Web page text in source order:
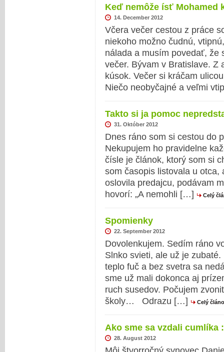
Keď nemôže ísť Mohamed
14. December 2012
Včera večer cestou z práce
niekoho možno čudnú,
nálada a musím povedať, že
večer. Bývam v Bratislave. Z
kúsok. Večer si kráčam
Niečo neobyčajné a veľmi
Takto si ja pomoc
31. Október 2012
Dnes ráno som si cestou do
Nekupujem ho pravidelne
čísle je článok, ktorý som si
som časopis listovala u
oslovila predajcu, podávam
hovorí: „A nemohli […]
Celý
Spomienky
22. September 2012
Dovolenkujem. Sedím ráno
Slnko svieti, ale už je
teplo fuč a bez svetra sa
sme už mali dokonca aj
ruch susedov. Počujem
školy… Odrazu […]
Celý
Ako sme sa vzdali cumlíka
28. August 2012